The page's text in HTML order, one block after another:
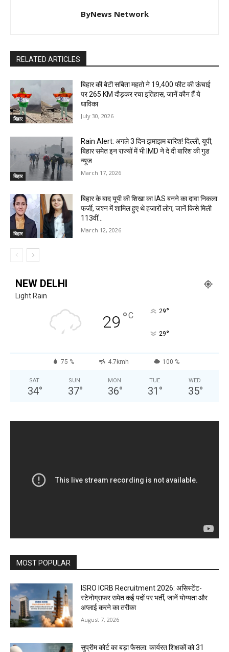
ByNews Network
RELATED ARTICLES
बिहार
बिहार की बेटी सबिता महतो ने 19,400 फीट की ऊंचाई
पर 265 KM दौड़कर रचा इतिहास, जानें कौन हैं ये
धाविका
July 30, 2026
बिहार
Rain Alert: अगले 3 दिन झमाझम बारिश! दिल्ली, यूपी,
बिहार समेत इन राज्यों में भी IMD ने दे दी बारिश की गुड
न्यूज
March 17, 2026
बिहार
बिहार के बाद यूपी की शिखा का IAS बनने का दावा निकला
फर्जी, जश्न में शामिल हुए थे हजारों लोग, जानें किसे मिली
113वीं...
March 12, 2026
NEW DELHI
Light Rain
29 °C 29°
29°
75 % 4.7kmh 100 %
SAT
34°
SUN
37°
MON
36°
TUE
31 °
WED
35°
MOST POPULAR
ISRO ICRB Recruitment 2026: असिस्टेंट-
स्टेनोग्राफर समेत कई पदों पर भर्ती, जानें योग्यता और
अप्लाई करने का तरीका
August 7, 2026
सुप्रीम कोर्ट का बड़ा फैसला: कार्यरत शिक्षकों को 31